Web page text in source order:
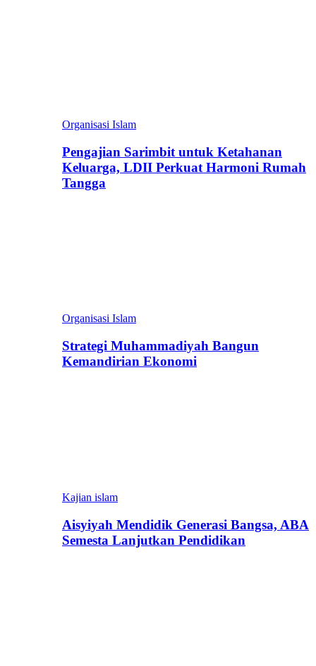
Organisasi Islam
Pengajian Sarimbit untuk Ketahanan
Keluarga, LDII Perkuat Harmoni Rumah
Tangga
Organisasi Islam
Strategi Muhammadiyah Bangun
Kemandirian Ekonomi
Kajian islam
Aisyiyah Mendidik Generasi Bangsa, ABA
Semesta Lanjutkan Pendidikan